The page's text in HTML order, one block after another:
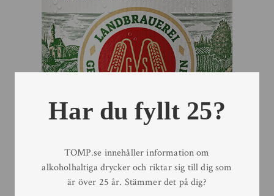
Har du fyllt 25?
TOMP.se innehåller information om
alkoholhaltiga drycker och riktar sig till dig som
är över 25 år. Stämmer det på dig?